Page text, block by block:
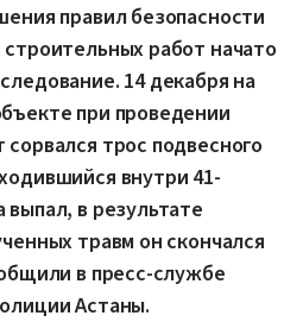
правил безопасности
работ начато
14 декабря на
при проведении
трос подвесного
внутри 41-
в результате
травм он скончался
в пресс-службе
Астаны.